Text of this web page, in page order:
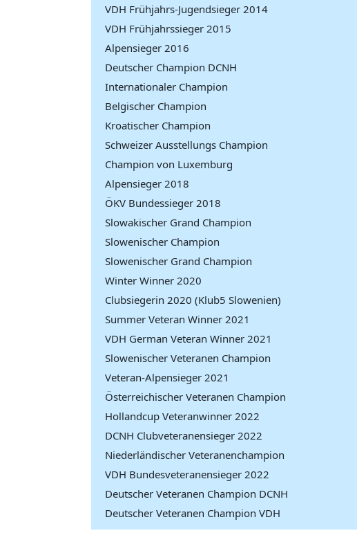
VDH Frühjahrs-Jugendsieger 2014
VDH Frühjahrssieger 2015
Alpensieger 2016
Deutscher Champion DCNH
Internationaler Champion
Belgischer Champion
Kroatischer Champion
Schweizer Ausstellungs Champion
Champion von Luxemburg
Alpensieger 2018
ÖKV Bundessieger 2018
Slowakischer Grand Champion
Slowenischer Champion
Slowenischer Grand Champion
Winter Winner 2020
Clubsiegerin 2020 (Klub5 Slowenien)
Summer Veteran Winner 2021
VDH German Veteran Winner 2021
Slowenischer Veteranen Champion
Veteran-Alpensieger 2021
Österreichischer Veteranen Champion
Hollandcup Veteranwinner 2022
DCNH Clubveteranensieger 2022
Niederländischer Veteranenchampion
VDH Bundesveteranensieger 2022
Deutscher Veteranen Champion DCNH
Deutscher Veteranen Champion VDH